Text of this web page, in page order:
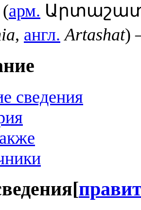
(арм.
, англ. Artashat)
сведения
[